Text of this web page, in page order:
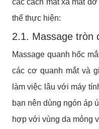
các cách mát xa mắt
thể thực hiện:
2.1. Massage tròn
Massage quanh hốc
các cơ quanh mắt và
làm việc lâu với máy
bạn nên dùng ngón áp
hợp với vùng da mỏng